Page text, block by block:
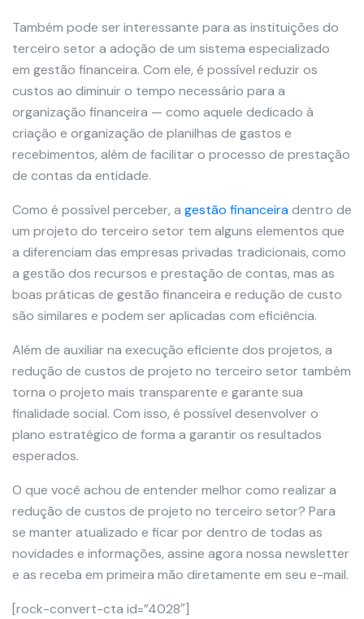
Também pode ser interessante para as instituições do
terceiro setor a adoção de um sistema especializado
em gestão financeira. Com ele, é possível reduzir os
custos ao diminuir o tempo necessário para a
organização financeira — como aquele dedicado à
criação e organização de planilhas de gastos e
recebimentos, além de facilitar o processo de prestação
de contas da entidade.
Como é possível perceber, a gestão financeiradentro de
um projeto do terceiro setor tem alguns elementos que
a diferenciam das empresas privadas tradicionais, como
a gestão dos recursos e prestação de contas, mas as
boas práticas de gestão financeira e redução de custo
são similares e podem ser aplicadas com eficiência.
Além de auxiliar na execução eficiente dos projetos, a
redução de custos de projeto no terceiro setor também
torna o projeto mais transparente e garante sua
finalidade social. Com isso, é possível desenvolver o
plano estratégico de forma a garantir os resultados
esperados.
O que você achou de entender melhor como realizar a
redução de custos de projeto no terceiro setor? Para
se manter atualizado e ficar por dentro de todas as
novidades e informações, assine agora nossa newsletter
e as receba em primeira mão diretamente em seu e-mail.
[rock-convert-cta id=”4028″]